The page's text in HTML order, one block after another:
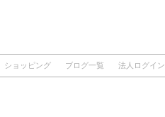
ショッピング ブログ一覧 法人ログイン